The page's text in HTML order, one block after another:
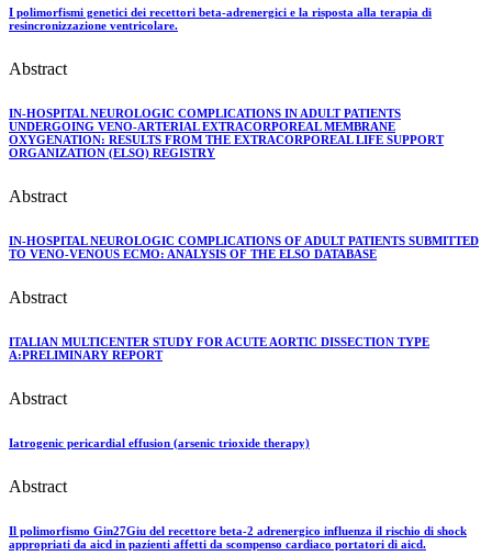
I polimorfismi genetici dei recettori beta-adrenergici e la risposta alla terapia di
resincronizzazione ventricolare.
Abstract
IN-HOSPITAL NEUROLOGIC COMPLICATIONS IN ADULT PATIENTS
UNDERGOING VENO-ARTERIAL EXTRACORPOREAL MEMBRANE
OXYGENATION: RESULTS FROM THE EXTRACORPOREAL LIFE SUPPORT
ORGANIZATION (ELSO) REGISTRY
Abstract
IN-HOSPITAL NEUROLOGIC COMPLICATIONS OF ADULT PATIENTS SUBMITTED
TO VENO-VENOUS ECMO: ANALYSIS OF THE ELSO DATABASE
Abstract
ITALIAN MULTICENTER STUDY FOR ACUTE AORTIC DISSECTION TYPE
A:PRELIMINARY REPORT
Abstract
Iatrogenic pericardial effusion (arsenic trioxide therapy)
Abstract
Il polimorfismo Gin27Giu del recettore beta-2 adrenergico influenza il rischio di shock
appropriati da aicd in pazienti affetti da scompenso cardiaco portatori di aicd.